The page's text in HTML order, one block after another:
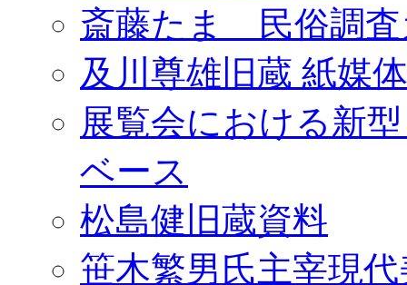
斎藤たま 民俗調査
及川尊雄旧蔵 紙媒
展覧会における新
ベース
松島健旧蔵資料
笹木繁男氏主宰現